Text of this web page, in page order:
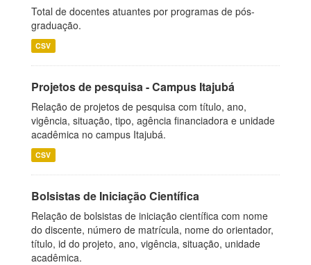
Total de docentes atuantes por programas de pós-
graduação.
CSV
Projetos de pesquisa - Campus Itajubá
Relação de projetos de pesquisa com título, ano,
vigência, situação, tipo, agência financiadora e unidade
acadêmica no campus Itajubá.
CSV
Bolsistas de Iniciação Científica
Relação de bolsistas de iniciação científica com nome
do discente, número de matrícula, nome do orientador,
título, id do projeto, ano, vigência, situação, unidade
acadêmica.